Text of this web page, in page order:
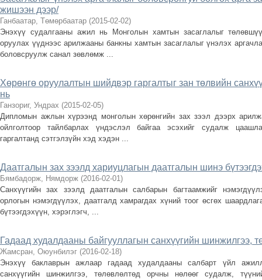
жишээн дээр/
Ганбаатар, Төмөрбаатар (2015-02-02)
Энэхүү судалгааны ажил нь Монголын хамтын засаглалыг
оруулах үүднээс арилжааны банкны хамтын засаглалыг үнэлэх
боловсруулж санал зөвлөмж ...
Хөрөнгө оруулалтын шийдвэр гаргалтыг зан төлвийн
нь
Ганзориг, Ундрах (2015-02-05)
Дипломын ажлын хүрээнд монголын хөрөнгийн зах зээл дээрх
ойлголтоор тайлбарлах үндэслэл байгаа эсэхийг судалж
гаргалтанд сэтгэлзүйн хэд хэдэн ...
Даатгалын зах зээлд хариуцлагын даатгалын шинэ
Бямбадорж, Нямдорж (2016-02-01)
Санхүүгийн зах зээлд даатгалын салбарын багтаамжийг
орлогын нэмэгдүүлэх, даатгалд хамрагдах хүний тоог өсгөх
бүтээгдэхүүн, хэрэглэгч, ...
Гадаад худалдааны байгууллагын санхүүгийн шинжилгээ,
Жамсран, Оюунбилэг (2016-02-18)
Энэхүү баклаврын ажлаар гадаад худалдааны салбарт үйл
санхүүгийн шинжилгээ, төлөвлөлтөд орчны нөлөөг судалж,